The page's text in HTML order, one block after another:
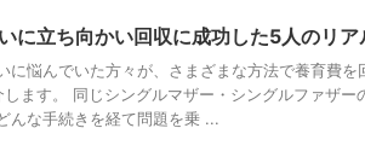
に立ち向かい回収に成功した5人のリア
に悩んでいた方々が、さまざまな方法で養育費を
ます。 同じシングルマザー・シングルファザー
んな手続きを経て問題を乗 ...